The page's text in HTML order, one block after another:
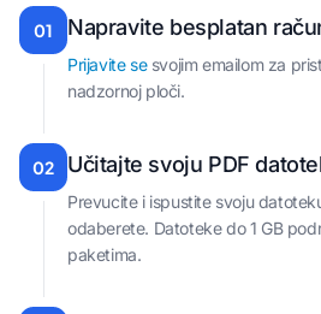
01 Napravite besplatan
Prijavite sesvojim emailom za
nadzornoj ploči.
02 Učitajte svoju PDF
Prevucite i ispustite svoju
odaberete. Datoteke do 1 GB
paketima.